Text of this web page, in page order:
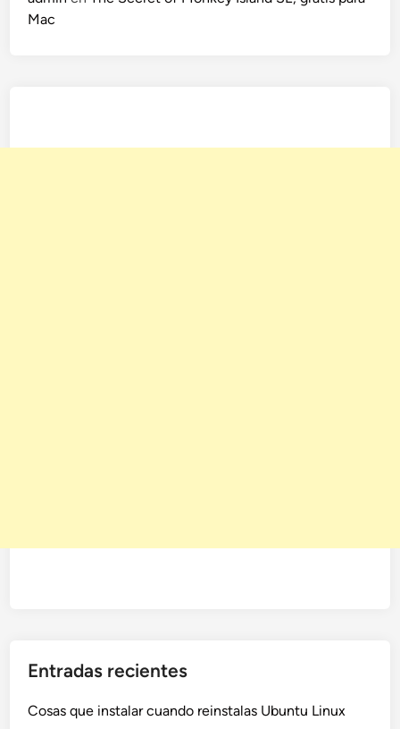
Mac
Entradas recientes
Cosas que instalar cuando reinstalas Ubuntu Linux